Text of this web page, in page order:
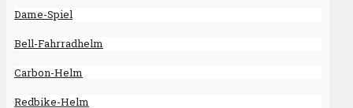
Dame-Spiel
Bell-Fahrradhelm
Carbon-Helm
Redbike-Helm